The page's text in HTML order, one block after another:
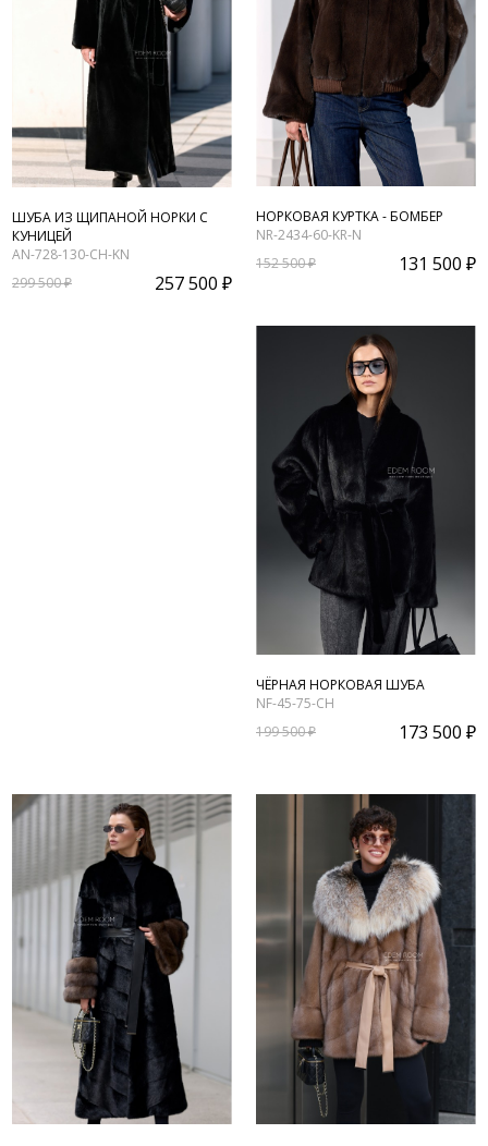
ШУБА ИЗ ЩИПАНОЙ НОРКИ С
КУНИЦЕЙ
AN-728-130-CH-KN
299 500 ₽
257 500 ₽
НОРКОВАЯ КУРТКА - БОМБЕР
NR-2434-60-KR-N
152 500 ₽
131 500 ₽
ЧЁРНАЯ НОРКОВАЯ ШУБА
NF-45-75-CH
199 500 ₽
173 500 ₽